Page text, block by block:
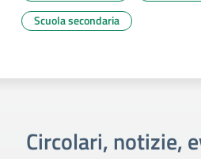
Scuola secondaria
Circolari, notizie,